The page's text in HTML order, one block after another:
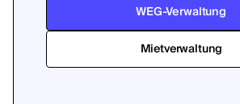
WEG-Verwaltung
Mietverwaltung